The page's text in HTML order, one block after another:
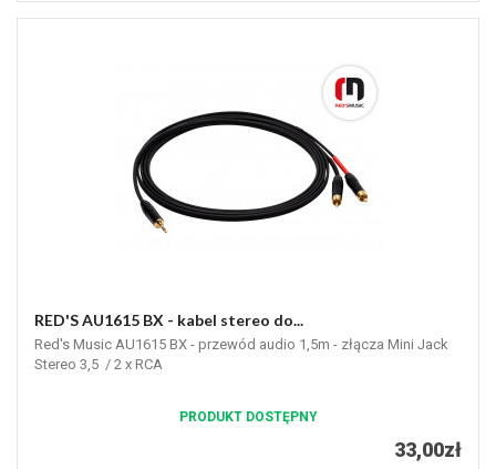
RED'S AU1615 BX - kabel stereo do...
Red's Music AU1615 BX - przewód audio 1,5m - złącza Mini Jack
Stereo 3,5 / 2 x RCA
PRODUKT DOSTĘPNY
33,00zł